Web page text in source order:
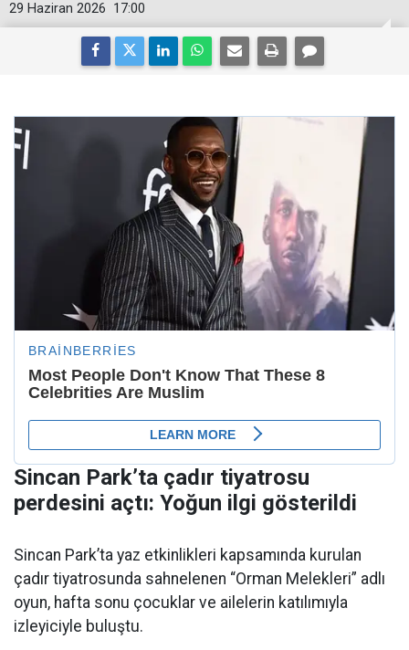
17:00
29 Haziran 2026
Sincan Park’ta çadır tiyatrosu
perdesini açtı: Yoğun ilgi gösterildi
Sincan Park’ta yaz etkinlikleri kapsamında kurulan
çadır tiyatrosunda sahnelenen “Orman Melekleri” adlı
oyun, hafta sonu çocuklar ve ailelerin katılımıyla
izleyiciyle buluştu.